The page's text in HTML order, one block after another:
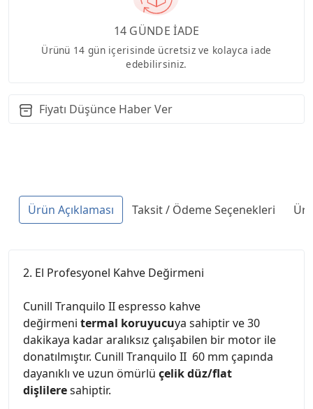
14 GÜNDE İADE
Ürünü 14 gün içerisinde ücretsiz ve kolayca iade
edebilirsiniz.
Fiyatı Düşünce Haber Ver
Ürün Açıklaması Taksit / Ödeme Seçenekleri
2. El Profesyonel Kahve Değirmeni
Cunill Tranquilo II espresso kahve
değirmeni termal koruyucuya sahiptir ve 30
dakikaya kadar aralıksız çalışabilen bir motor ile
donatılmıştır. Cunill Tranquilo II 60 mm çapında
dayanıklı ve uzun ömürlü çelik düz/flat
dişlileresahiptir.